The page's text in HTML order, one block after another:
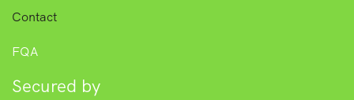
Contact
FQA
Secured by